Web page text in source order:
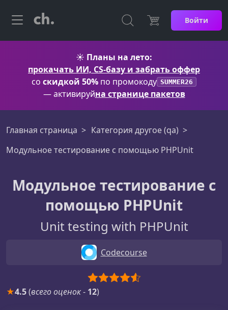
Войти
☀️ Планы на лето:
прокачать ИИ, CS-базу и забрать оффер
со скидкой 50% по промокоду SUMMER26
— активируйна странице пакетов
Главная страница
Категория другое (qa)
Модульное тестирование с помощью PHPUnit
Модульное тестирование с
помощью PHPUnit
Unit testing with PHPUnit
Codecourse
★4.5(всего оценок- 12)